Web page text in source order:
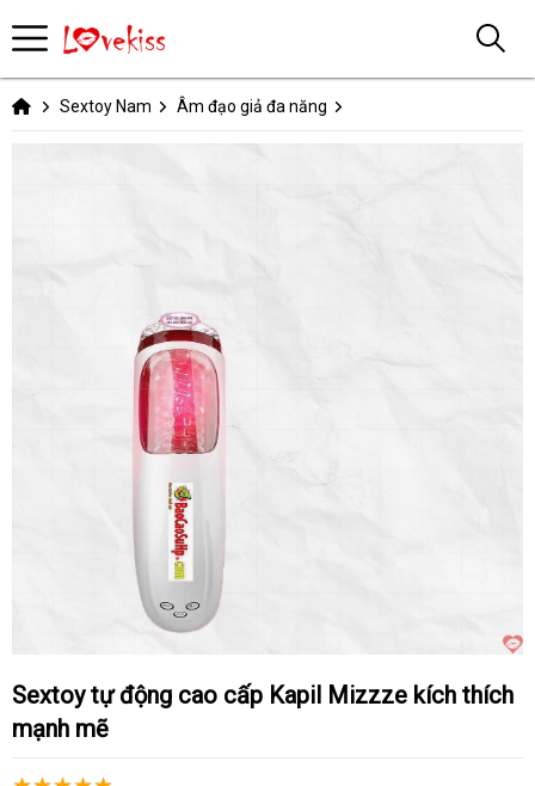
Sextoy Nam Âm đạo giả đa năng
Sextoy tự động cao cấp Kapil Mizzze kích thích
mạnh mẽ